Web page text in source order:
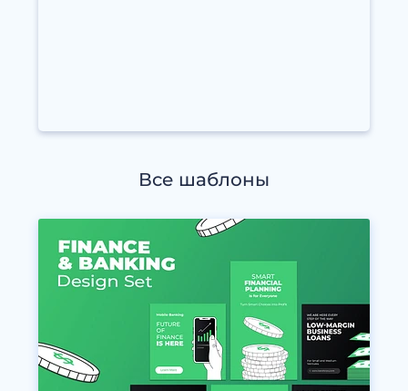
Все шаблоны